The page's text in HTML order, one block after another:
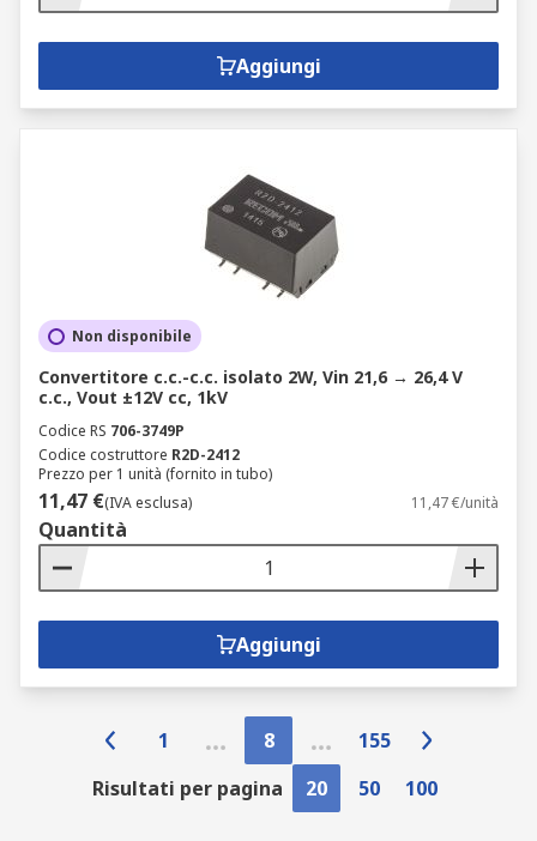
Aggiungi
Non disponibile
Convertitore c.c.-c.c. isolato 2W, Vin 21,6 → 26,4 V
c.c., Vout ±12V cc, 1kV
Codice RS 706-3749P
Codice costruttore R2D-2412
Prezzo per 1 unità (fornito in tubo)
11,47 €(IVA esclusa) 11,47 €/unità
Quantità
Aggiungi
1 8
155
Risultati per pagina
20 50 100